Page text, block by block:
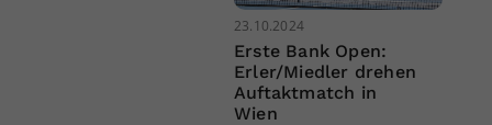
23.10.2024
Erste Bank Open:
Erler/Miedler drehen
Auftaktmatch in
Wien